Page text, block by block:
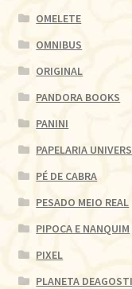
OMELETE
OMNIBUS
ORIGINAL
PANDORA BOOKS
PANINI
PAPELARIA
PÉ DE CABRA
PESADO MEIO REAL
PIPOCA E NANQUIM
PIXEL
PLANETA